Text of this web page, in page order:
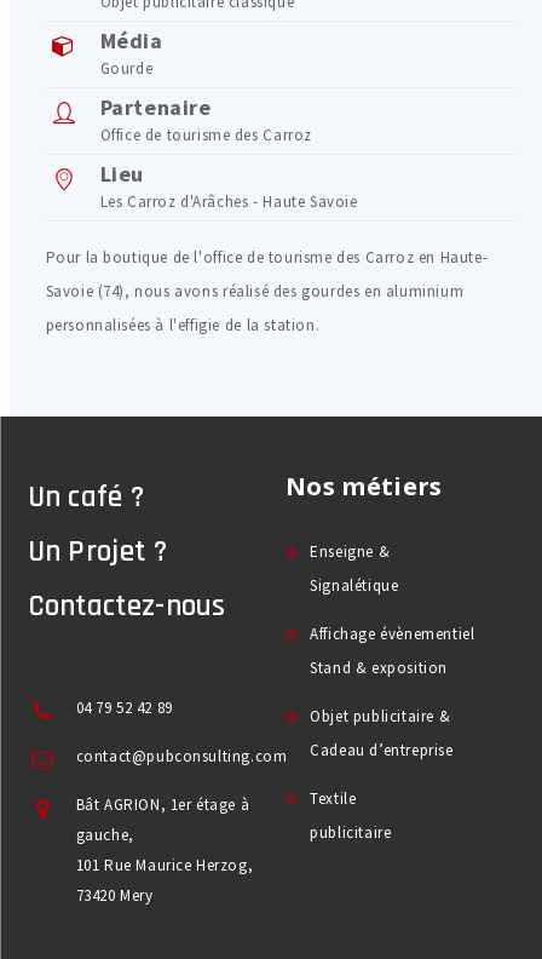
Média
Gourde
Partenaire
Office de tourisme des Carroz
Lieu
Les Carroz d'Arâches - Haute Savoie
Pour la boutique de l'office de tourisme des Carroz en Haute-
Savoie (74), nous avons réalisé des gourdes en aluminium
personnalisées à l'effigie de la station.
Un café ?
Un Projet ?
Contactez-nous
04 79 52 42 89
contact@pubconsulting.com
Bât AGRION, 1er étage à
gauche,
101 Rue Maurice Herzog,
73420 Mery
Nos métiers
Enseigne &
Signalétique
Affichage évènementiel
Stand & exposition
Objet publicitaire &
Cadeau d’entreprise
Textile
publicitaire